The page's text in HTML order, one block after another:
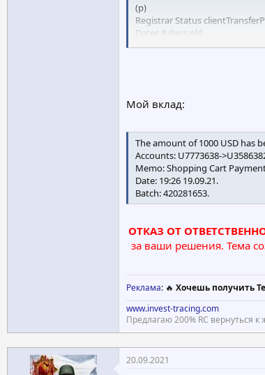
(p)
Registrar Status
Dates 8 days old
Created on 2021-09-11
NS2.DDOS-GUARD.NET (has
NS4.DDOS-GUARD.NET (has
NS5.DDOS-GUARD.NET (has
NS6.DDOS-GUARD.NET (has
Tech Contact Withheld for
Privacy service provided by
Reykjavik, Capital Region, 101,
IP Location Belize - Belize -
Мой вклад:
The amount of 1000 USD has
Accounts: U7773638-
Memo: Shopping Cart
Date: 19:26 19.09.21.
Batch: 420281653.
ОТКАЗ ОТ
за ваши решения. Тема
Реклама: 🔥 Хочешь получить
www.invest-tracing.com
Предлагаю 200% RC вернуться
20.09.2021